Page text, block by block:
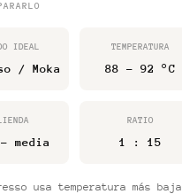
IDEAL
/ Moka
TEMPERATURA
88 – 92 °C
media
RATIO
1 : 15
usa temperatura más baja